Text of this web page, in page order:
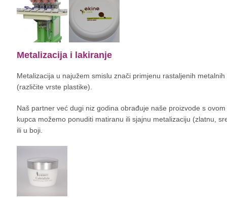
Metalizacija i lakiranje
Metalizacija u najužem smislu znači primjenu rastaljenih
(različite vrste plastike).
Naš partner već dugi niz godina obrađuje naše proizvode s
kupca možemo ponuditi matiranu ili sjajnu metalizaciju (zlatnu,
ili u boji.